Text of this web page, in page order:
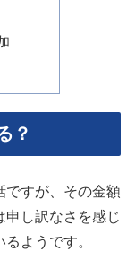
？
ですが、その金額
申し訳なさを感じ
ようです。